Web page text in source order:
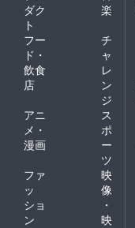
をもって
てくださ
そんな堀
聞いてこ
の感じる
してくれ
い。そん
した。 堀
ではあり
祭り会で
いろんな
ダク
ト
楽
フー
ド・
飲食
店
チ
ャ
レ
ン
ジ
アニ
メ・
漫画
ス
ポ
ー
ツ
ファ
ッ
ショ
ン
映
像
・
映